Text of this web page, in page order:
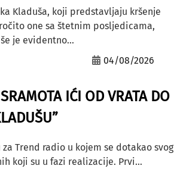
Kladuša, koji predstavljaju kršenje
one sa štetnim posljedicama,
je evidentno...
04/08/2026
IĆI OD VRATA DO
Trend radio u kojem se dotakao svog
koji su u fazi realizacije. Prvi...